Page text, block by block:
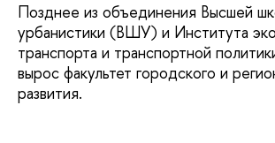
Позднее из объединения Высшей
урбанистики (ВШУ) и Института
транспорта и транспортной
вырос факультет городского и
развития.